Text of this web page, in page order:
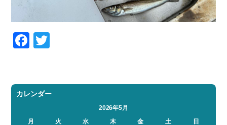
Facebook
カレンダー
2026年5月
月
火 水 木 金 土
日